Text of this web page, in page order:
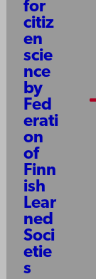
for
citiz
en
scie
nce
by
Fed
erati
on
of
Finn
ish
Lear
ned
Soci
etie
s